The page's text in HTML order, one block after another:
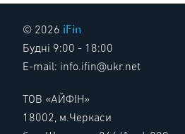
© 2026 iFin
Будні 9:00 - 18:00
E-mail: info.ifin@ukr.net
ТОВ «АЙФІН»
18002, м.Черкаси
Як
Як